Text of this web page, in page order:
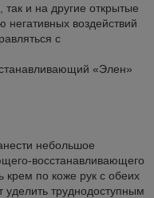
и на другие открытые
воздействий
с
«Элен»
небольшое
восстанавливающего
крем по коже рук с обеих
уделить труднодоступным